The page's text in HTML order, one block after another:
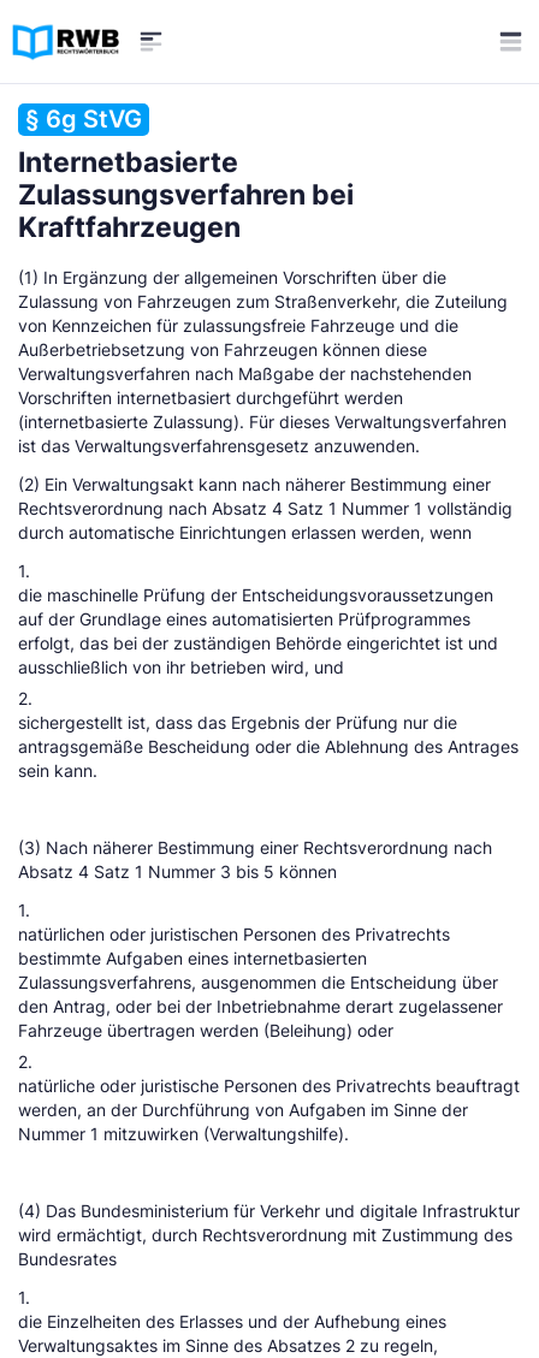
§ 6g StVG
Internetbasierte
Zulassungsverfahren bei
Kraftfahrzeugen
(1) In Ergänzung der allgemeinen Vorschriften über die
Zulassung von Fahrzeugen zum Straßenverkehr, die Zuteilung
von Kennzeichen für zulassungsfreie Fahrzeuge und die
Außerbetriebsetzung von Fahrzeugen können diese
Verwaltungsverfahren nach Maßgabe der nachstehenden
Vorschriften internetbasiert durchgeführt werden
(internetbasierte Zulassung). Für dieses Verwaltungsverfahren
ist das Verwaltungsverfahrensgesetz anzuwenden.
(2) Ein Verwaltungsakt kann nach näherer Bestimmung einer
Rechtsverordnung nach Absatz 4 Satz 1 Nummer 1 vollständig
durch automatische Einrichtungen erlassen werden, wenn
1.
die maschinelle Prüfung der Entscheidungsvoraussetzungen
auf der Grundlage eines automatisierten Prüfprogrammes
erfolgt, das bei der zuständigen Behörde eingerichtet ist und
ausschließlich von ihr betrieben wird, und
2.
sichergestellt ist, dass das Ergebnis der Prüfung nur die
antragsgemäße Bescheidung oder die Ablehnung des Antrages
sein kann.
(3) Nach näherer Bestimmung einer Rechtsverordnung nach
Absatz 4 Satz 1 Nummer 3 bis 5 können
1.
natürlichen oder juristischen Personen des Privatrechts
bestimmte Aufgaben eines internetbasierten
Zulassungsverfahrens, ausgenommen die Entscheidung über
den Antrag, oder bei der Inbetriebnahme derart zugelassener
Fahrzeuge übertragen werden (Beleihung) oder
2.
natürliche oder juristische Personen des Privatrechts beauftragt
werden, an der Durchführung von Aufgaben im Sinne der
Nummer 1 mitzuwirken (Verwaltungshilfe).
(4) Das Bundesministerium für Verkehr und digitale Infrastruktur
wird ermächtigt, durch Rechtsverordnung mit Zustimmung des
Bundesrates
1.
die Einzelheiten des Erlasses und der Aufhebung eines
Verwaltungsaktes im Sinne des Absatzes 2 zu regeln,